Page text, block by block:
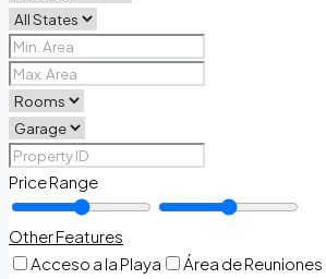
Price Range
Other Features
Acceso a la Playa
Área de Reuniones